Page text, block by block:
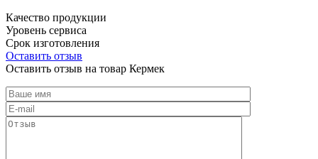
Качество продукции
Уровень сервиса
Срок изготовления
Оставить отзыв
Оставить отзыв на товар Кермек